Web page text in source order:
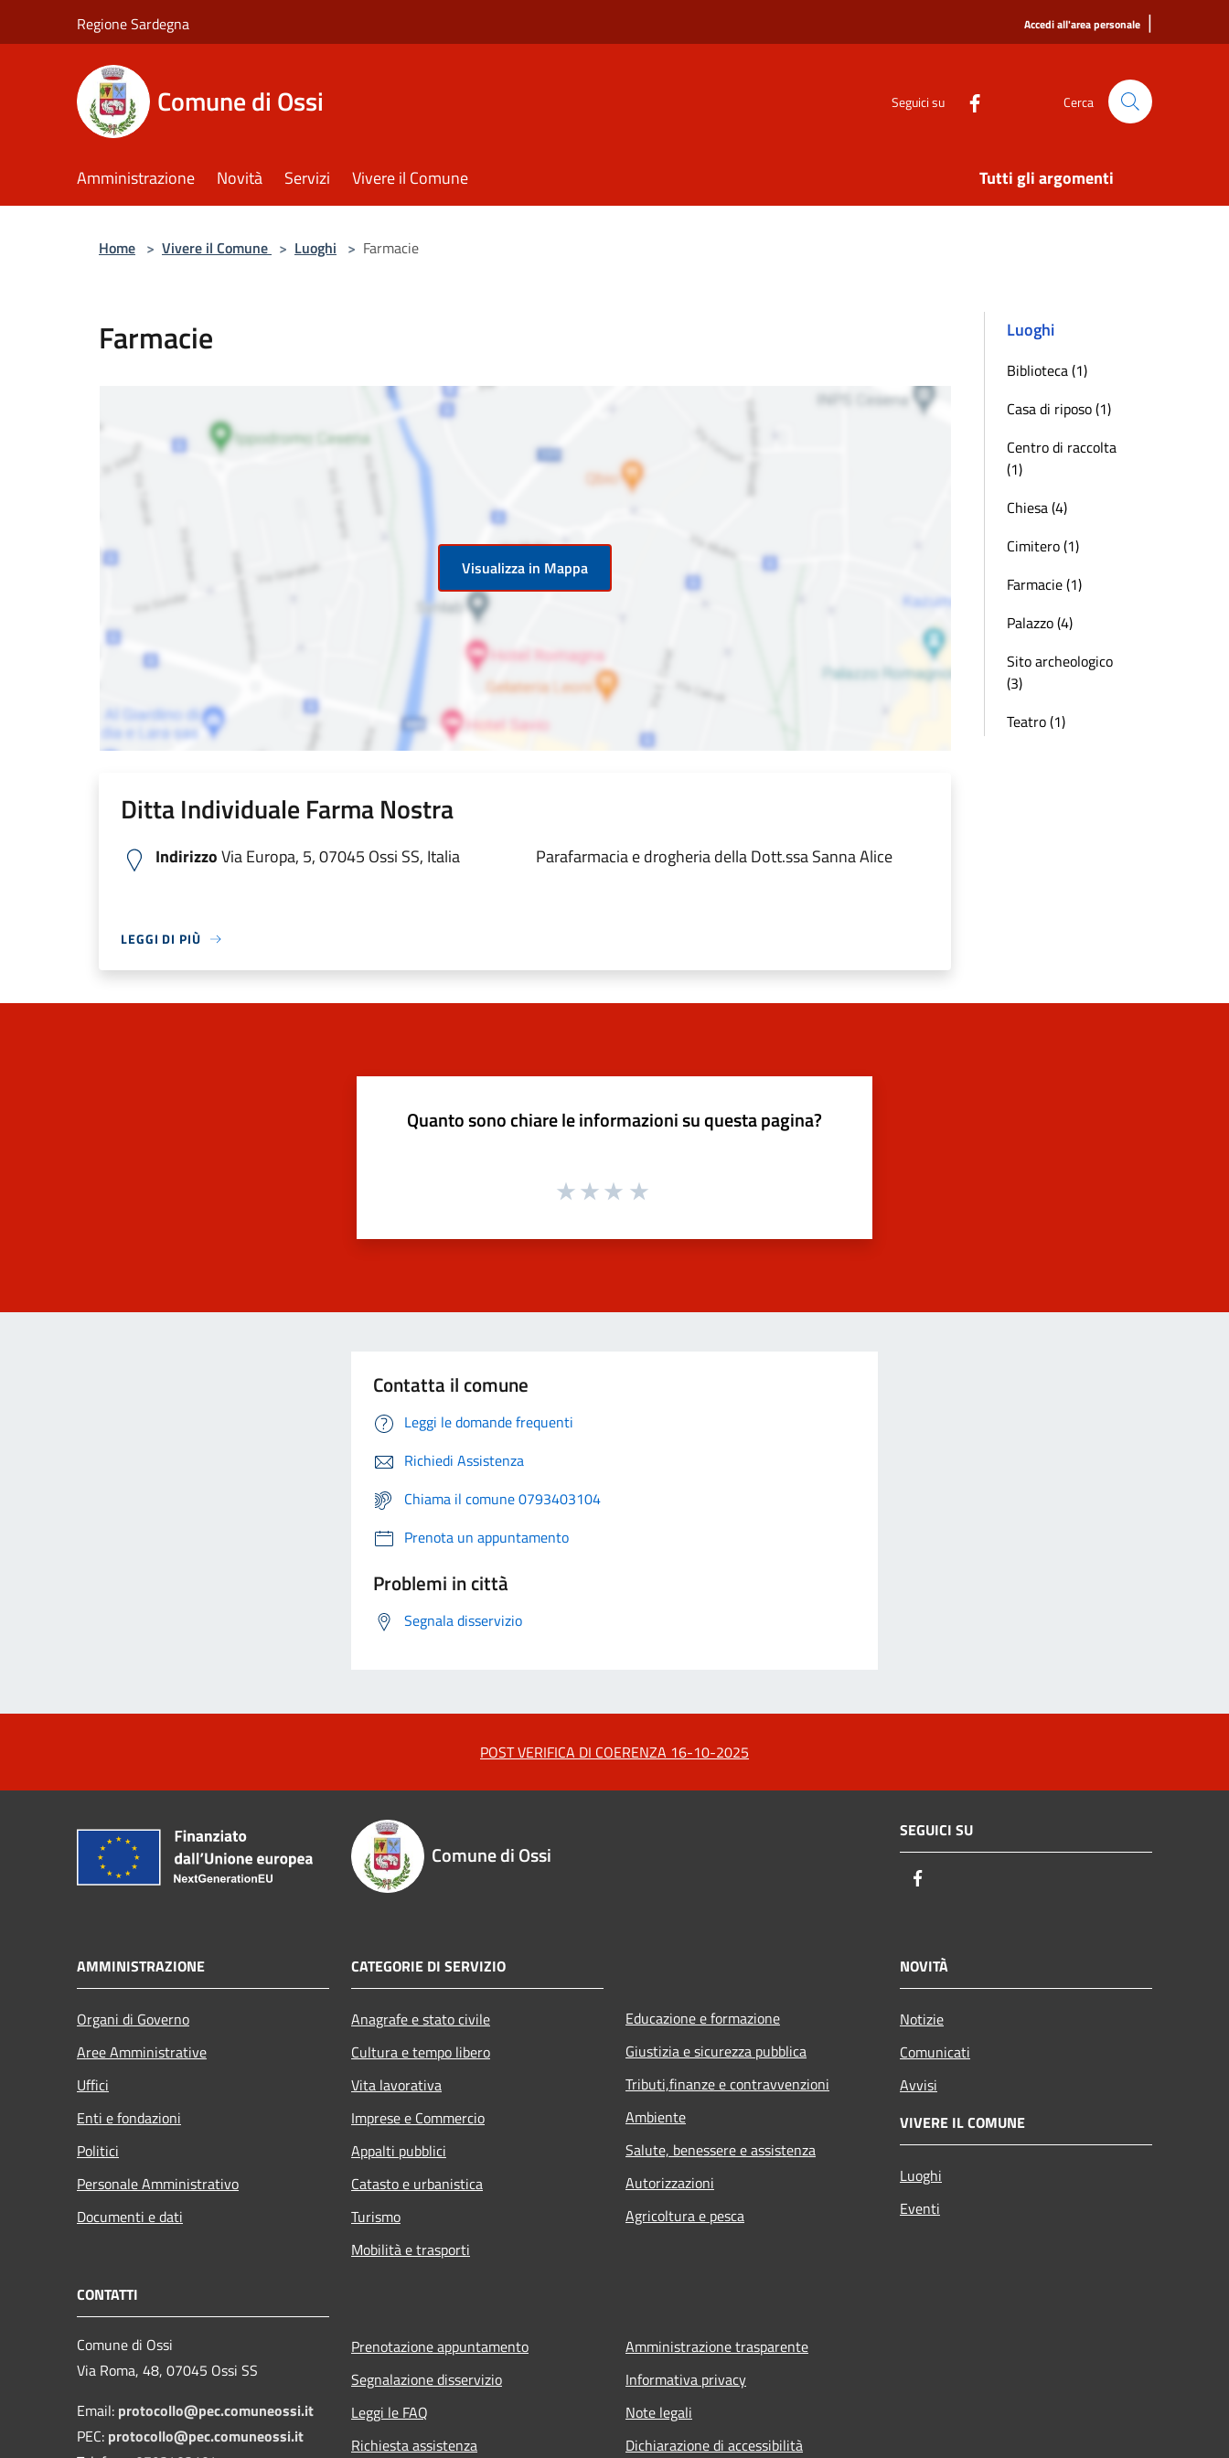
Regione Sardegna Accedi all'area personale |
Comune di Ossi Seguici su Cerca
Amministrazione Novità Servizi Vivere il Comune Tutti gli argomenti
Home > Vivere il Comune > Luoghi > Farmacie
Farmacie
Visualizza in Mappa
Ditta Individuale Farma Nostra
IndirizzoVia Europa, 5, 07045 Ossi SS, Italia Parafarmacia e drogheria della Dott.ssa Sanna Alice
LEGGI DI PIÙ
Luoghi
Biblioteca (1)
Casa di riposo (1)
Centro di raccolta
(1)
Chiesa (4)
Cimitero (1)
Farmacie (1)
Palazzo (4)
Sito archeologico
(3)
Teatro (1)
Quanto sono chiare le informazioni su questa pagina?
Contatta il comune
Leggi le domande frequenti
Richiedi Assistenza
Chiama il comune 0793403104
Prenota un appuntamento
Problemi in città
Segnala disservizio
POST VERIFICA DI COERENZA 16-10-2025
Comune di Ossi
SEGUICI SU
AMMINISTRAZIONE
Organi di Governo
Aree Amministrative
Uffici
Enti e fondazioni
Politici
Personale Amministrativo
Documenti e dati
CATEGORIE DI SERVIZIO
Anagrafe e stato civile
Cultura e tempo libero
Vita lavorativa
Imprese e Commercio
Appalti pubblici
Catasto e urbanistica
Turismo
Mobilità e trasporti
Educazione e formazione
Giustizia e sicurezza pubblica
Tributi,finanze e contravvenzioni
Ambiente
Salute, benessere e assistenza
Autorizzazioni
Agricoltura e pesca
NOVITÀ
Notizie
Comunicati
Avvisi
VIVERE IL COMUNE
Luoghi
Eventi
CONTATTI
Comune di Ossi
Via Roma, 48, 07045 Ossi SS
Email: protocollo@pec.comuneossi.it
PEC: protocollo@pec.comuneossi.it
Prenotazione appuntamento
Segnalazione disservizio
Leggi le FAQ
Richiesta assistenza
Amministrazione trasparente
Informativa privacy
Note legali
Dichiarazione di accessibilità